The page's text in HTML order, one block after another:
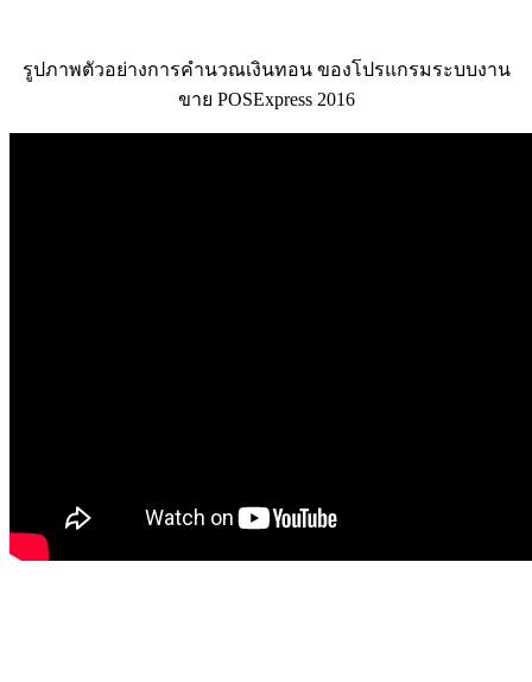
รูปภาพตัวอย่างการคำนวณเงินทอน ของโปรแกรมระบบงาน
ขาย POSExpress 2016